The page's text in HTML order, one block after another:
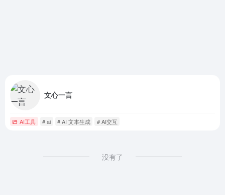
文心一言
AI工具 # ai # AI 文本生成 # AI交互
没有了